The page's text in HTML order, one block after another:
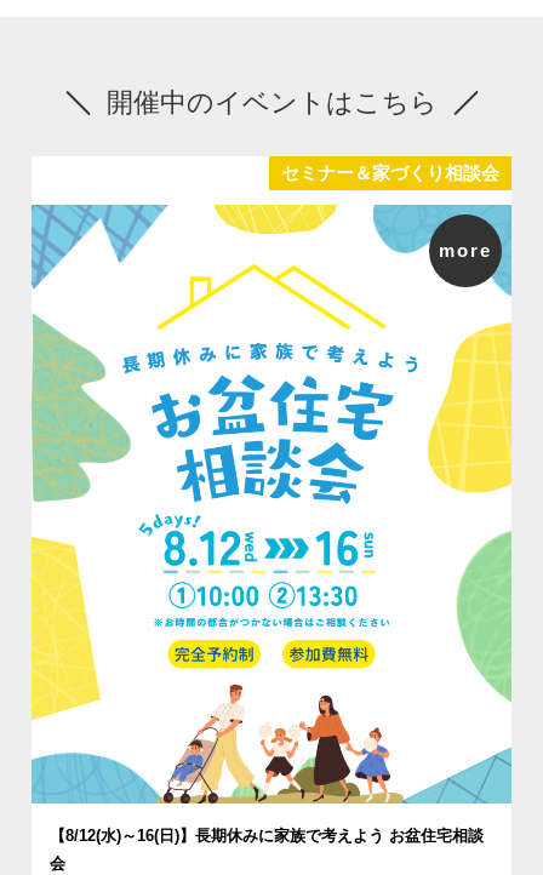
開催中のイベントはこちら
セミナー＆家づくり相談会
【8/12(水)～16(日)】長期休みに家族で考えよう お盆住宅相談
会
more